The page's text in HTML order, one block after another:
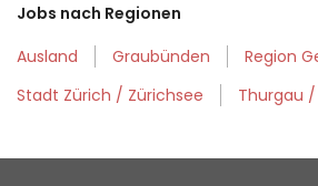
Jobs nach Regionen
Ausland
Graubünden Region
Stadt Zürich / Zürichsee
Thurgau